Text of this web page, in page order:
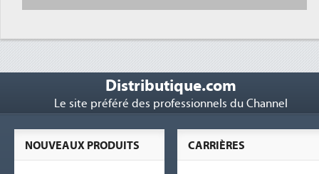
Distributique.com
Le site préféré des professionnels du Channel
CARRIÈRES
NOUVEAUX PRODUITS